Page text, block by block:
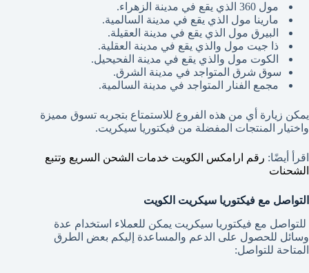
مول 360 الذي يقع في مدينة الزهراء.
مارينا مول الذي يقع في مدينة السالمية.
البيرق مول الذي يقع في مدينة العقيلة.
ذا جيت مول والذي يقع في مدينة العقلية.
الكوت مول والذي يقع في مدينة الفحيحيل.
سوق شرق المتواجد في مدينة الشرق.
مجمع الفنار المتواجد في مدينة السالمية.
يمكن زيارة أي من هذه الفروع للاستمتاع بتجربه تسوق مميزة
واختيار المنتجات المفضلة من فيكتوريا سيكريت.
اقرأ أيضًا: رقم ارامكس الكويت خدمات الشحن السريع وتتبع
الشحنات
التواصل مع فيكتوريا سيكريت الكويت
للتواصل مع فيكتوريا سيكريت يمكن للعملاء استخدام عدة
وسائل للحصول على الدعم والمساعدة إليكم بعض الطرق
المتاحة للتواصل: